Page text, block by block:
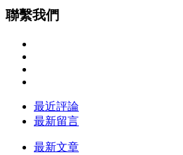
聯繫我們
最近評論
最新留言
最新文章